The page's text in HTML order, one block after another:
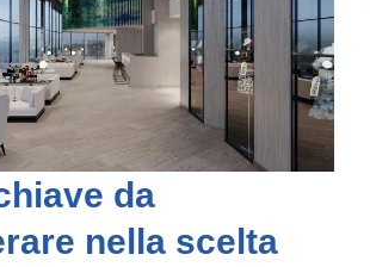
da
nella scelta